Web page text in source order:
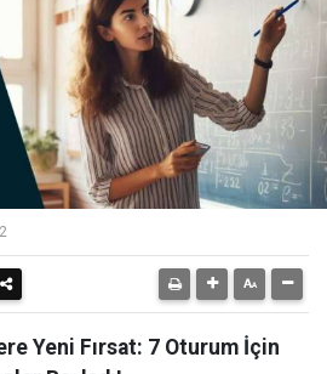
Yeni Fırsat: 7 Oturum İçin